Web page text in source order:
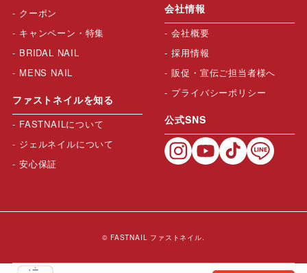
クーポン
キャンペーン・特集
BRIDAL NAIL
MENS NAIL
ファストネイルを知る
FASTNAILについて
ジェルネイルについて
安心保証
会社情報
会社概要
採用情報
販促・宣伝ご担当者様へ
プライバシーポリシー
公式SNS
© FASTNAIL ファストネイル.